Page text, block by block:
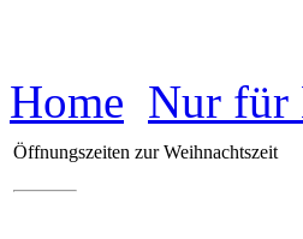
Home Nur für
Öffnungszeiten zur Weihnachtszeit